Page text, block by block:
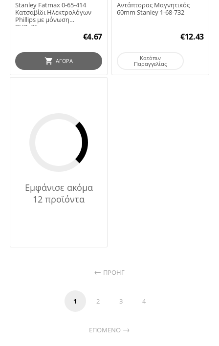
Stanley Fatmax 0-65-414
Κατσαβίδι Ηλεκτρολόγων
Phillips με μόνωση
PH0x75mm
€4.67
ΑΓΟΡΆ
Αντάπτορας Μαγνητικός
60mm Stanley 1-68-732
€12.43
Κατόπιν
Παραγγελίας
Εμφάνισε ακόμα
12 προϊόντα
ΠΡΟΗΓ
1 2 3 4
ΕΠΌΜΕΝΟ